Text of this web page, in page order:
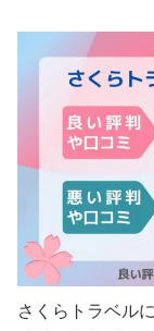
さくらトラベル